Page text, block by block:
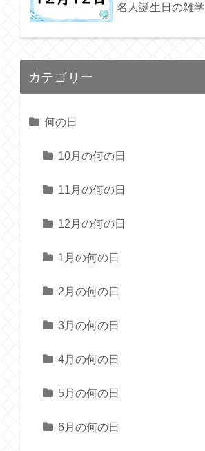
名人誕生日の雑学
カテゴリー
何の日
10月の何の日
11月の何の日
12月の何の日
1月の何の日
2月の何の日
3月の何の日
4月の何の日
5月の何の日
6月の何の日